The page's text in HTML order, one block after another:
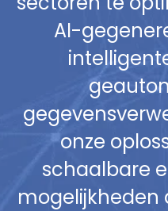
AI-
onze
schaalbare
mogelijkheden